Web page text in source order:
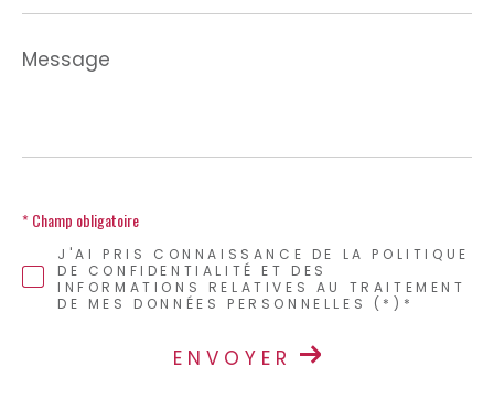
Message
*
J'AI PRIS CONNAISSANCE DE LA POLITIQUE
DE CONFIDENTIALITÉ ET DES
INFORMATIONS RELATIVES AU TRAITEMENT
DE MES DONNÉES PERSONNELLES (*)*
* Champ obligatoire
ENVOYER